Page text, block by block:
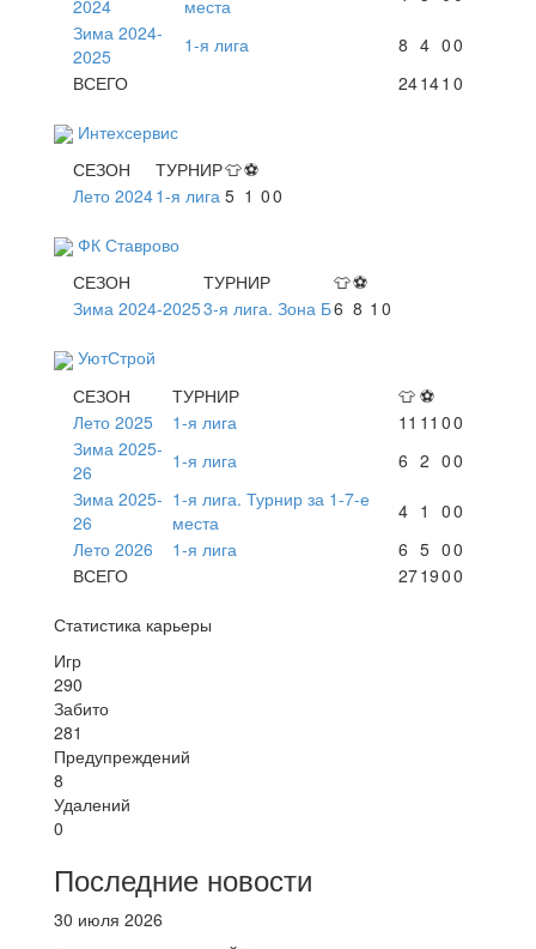
2024 места
Зима 2024-
2025
1-я лига 8 4 00
ВСЕГО
24141 0
Интехсервис
СЕЗОН
ТУРНИР👕⚽
Лето 20241-я лига 5 1 00
ФК Ставрово
СЕЗОН
ТУРНИР 👕⚽
Зима 2024-20253-я лига. Зона Б6 8 1 0
УютСтрой
СЕЗОН
ТУРНИР 👕 ⚽
Лето 2025
1-я лига 11 11 00
Зима 2025-
26
1-я лига 6 2 00
Зима 2025-
26
1-я лига. Турнир за 1-7-е
места
4 1 00
Лето 2026
1-я лига 6 5 00
ВСЕГО
271900
Статистика карьеры
Игр
290
Забито
281
Предупреждений
8
Удалений
0
Последние новости
30 июля 2026